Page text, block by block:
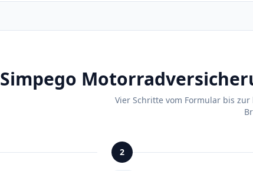
Simpego
Vier Schritte vom Formular bis
2